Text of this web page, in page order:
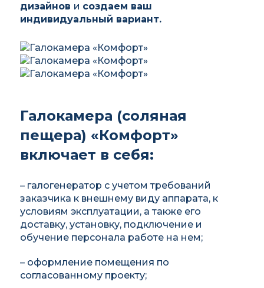
дизайнов и создаем ваш
индивидуальный вариант.
Галокамера (соляная
пещера) «Комфорт»
включает в себя:
– галогенератор с учетом требований
заказчика к внешнему виду аппарата, к
условиям эксплуатации, а также его
доставку, установку, подключение и
обучение персонала работе на нем;
– оформление помещения по
согласованному проекту;